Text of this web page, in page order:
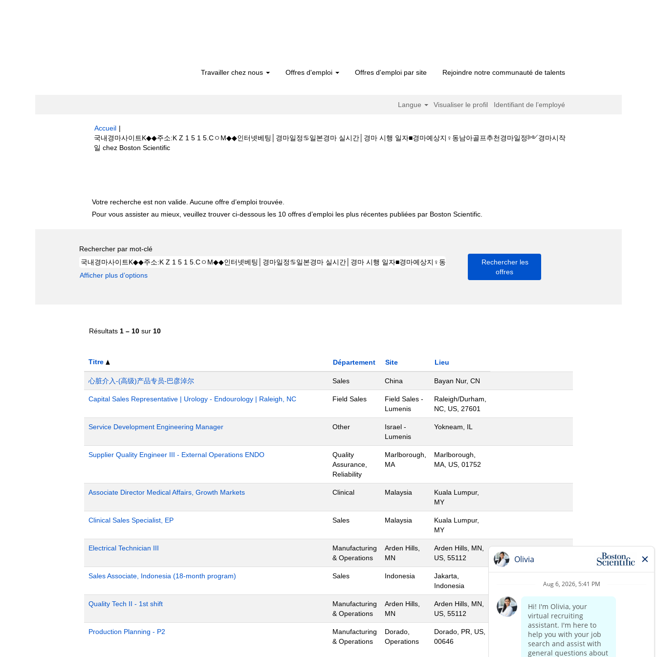
Travailler chez nous Offres d'emploi Offres d'emploi par site Rejoindre notre communauté de talents
Langue Visualiser le profil Identifiant de l’employé
Accueil |
국내경마사이트K◆◆주소:K Z 1 5 1 5.CㅇM◆◆인터넷베팅│경마일정♋일본경마 실시간│경마 시행 일자■경마예상지♀동남아골프추천경마일정༻경마시작
일 chez Boston Scientific(page
Votre recherche est non valide. Aucune offre d’emploi trouvée.
Pour vous assister au mieux, veuillez trouver ci-dessous les 10 offres d’emploi les plus récentes publiées par Boston Scientific.
Rechercher par mot-clé
Afficher plus d’options
Résultats 1 – 10 sur 10
Titre Département Site Lieu
心脏介入-(高级)产品专员-巴彦淖尔 Sales China Bayan Nur, CN
Capital Sales Representative | Urology - Endourology | Raleigh, NC Field Sales
Field Sales -
Lumenis
Raleigh/Durham,
NC, US, 27601
Service Development Engineering Manager Other
Israel -
Lumenis
Yokneam, IL
Supplier Quality Engineer III - External Operations ENDO
Quality
Assurance,
Reliability
Marlborough,
MA
Marlborough,
MA, US, 01752
Associate Director Medical Affairs, Growth Markets Clinical Malaysia
Kuala Lumpur,
MY
Clinical Sales Specialist, EP Sales Malaysia
Kuala Lumpur,
MY
Electrical Technician III
Manufacturing
& Operations
Arden Hills,
MN
Arden Hills, MN,
US, 55112
Sales Associate, Indonesia (18-month program) Sales Indonesia
Jakarta,
Indonesia
Quality Tech II - 1st shift
Manufacturing
& Operations
Arden Hills,
MN
Arden Hills, MN,
US, 55112
Production Planning - P2
Manufacturing
& Operations
Dorado,
Operations
Dorado, PR, US,
00646